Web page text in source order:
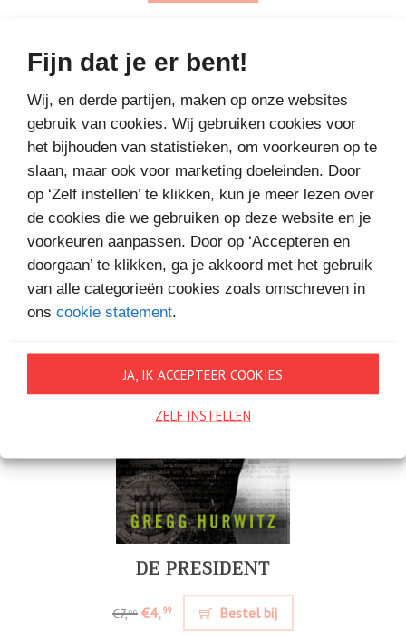
Fijn dat je er bent!
Wij, en derde partijen, maken op onze websites
gebruik van cookies. Wij gebruiken cookies voor
het bijhouden van statistieken, om voorkeuren op te
slaan, maar ook voor marketing doeleinden. Door
op ‘Zelf instellen’ te klikken, kun je meer lezen over
de cookies die we gebruiken op deze website en je
voorkeuren aanpassen. Door op ‘Accepteren en
doorgaan’ te klikken, ga je akkoord met het gebruik
van alle categorieën cookies zoals omschreven in
ons cookie statement.
JA, IK ACCEPTEER COOKIES
ZELF INSTELLEN
MEER BOEKEN VAN
VAKANTIELEZEN
DE PRESIDENT
€7,99 €4,99 Bestel bij